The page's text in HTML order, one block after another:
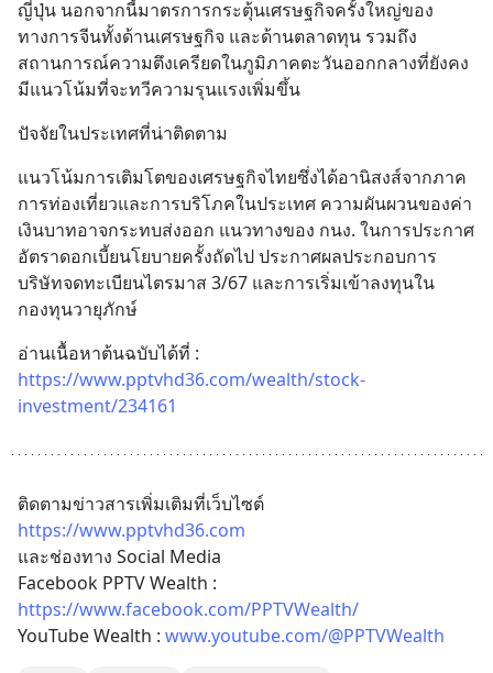
ญี่ปุ่น นอกจากนี้มาตรการกระตุ้นเศรษฐกิจครั้งใหญ่ของ
ทางการจีนทั้งด้านเศรษฐกิจ และด้านตลาดทุน รวมถึง
สถานการณ์ความตึงเครียดในภูมิภาคตะวันออกกลางที่ยังคง
มีแนวโน้มที่จะทวีความรุนแรงเพิ่มขึ้น
ปัจจัยในประเทศที่น่าติดตาม
แนวโน้มการเติมโตของเศรษฐกิจไทยซึ่งได้อานิสงส์จากภาค
การท่องเที่ยวและการบริโภคในประเทศ ความผันผวนของค่า
เงินบาทอาจกระทบส่งออก แนวทางของ กนง. ในการประกาศ
อัตราดอกเบี้ยนโยบายครั้งถัดไป ประกาศผลประกอบการ
บริษัทจดทะเบียนไตรมาส 3/67 และการเริ่มเข้าลงทุนใน
กองทุนวายุภักษ์
https://www.pptvhd36.com/wealth/stock-
investment/234161
https://www.pptvhd36.com
และช่องทาง Social Media
https://www.facebook.com/PPTVWealth/
YouTube Wealth : www.youtube.com/@PPTVWealth